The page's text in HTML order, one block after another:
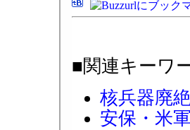
■関連キーワ
核兵器廃
安保・米